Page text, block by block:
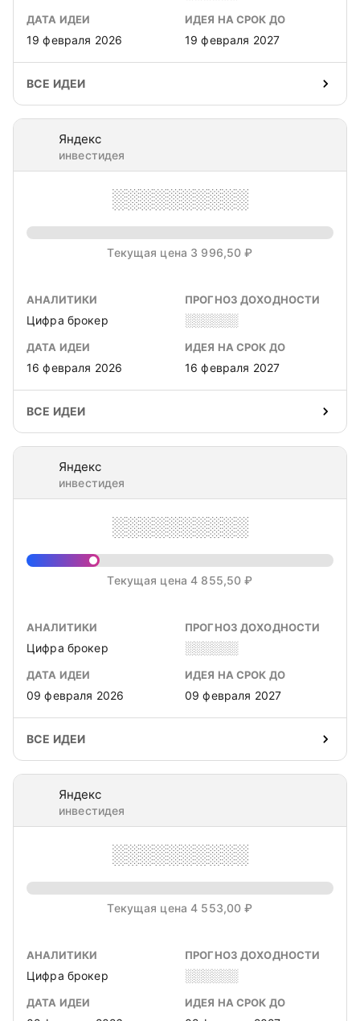
ДАТА ИДЕИ
19 февраля 2026
ИДЕЯ НА СРОК ДО
19 февраля 2027
ВСЕ ИДЕИ
Яндекс
инвестидея
░░░░░░░░░░
Текущая цена 3 996,50 ₽
АНАЛИТИКИ
Цифра брокер
ПРОГНОЗ ДОХОДНОСТИ
░░░░░░
ДАТА ИДЕИ
16 февраля 2026
ИДЕЯ НА СРОК ДО
16 февраля 2027
ВСЕ ИДЕИ
Яндекс
инвестидея
░░░░░░░░░░
Текущая цена 4 855,50 ₽
АНАЛИТИКИ
Цифра брокер
ПРОГНОЗ ДОХОДНОСТИ
░░░░░░
ДАТА ИДЕИ
09 февраля 2026
ИДЕЯ НА СРОК ДО
09 февраля 2027
ВСЕ ИДЕИ
Яндекс
инвестидея
░░░░░░░░░░
Текущая цена 4 553,00 ₽
АНАЛИТИКИ
Цифра брокер
ПРОГНОЗ ДОХОДНОСТИ
░░░░░░
ДАТА ИДЕИ ИДЕЯ НА СРОК ДО